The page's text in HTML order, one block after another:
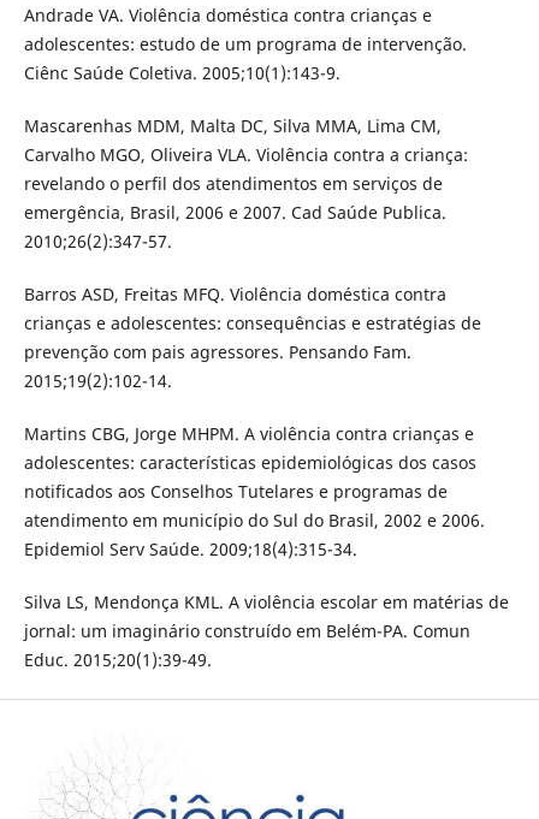
Andrade VA. Violência doméstica contra crianças e
adolescentes: estudo de um programa de intervenção.
Ciênc Saúde Coletiva. 2005;10(1):143-9.
Mascarenhas MDM, Malta DC, Silva MMA, Lima CM,
Carvalho MGO, Oliveira VLA. Violência contra a criança:
revelando o perfil dos atendimentos em serviços de
emergência, Brasil, 2006 e 2007. Cad Saúde Publica.
2010;26(2):347-57.
Barros ASD, Freitas MFQ. Violência doméstica contra
crianças e adolescentes: consequências e estratégias de
prevenção com pais agressores. Pensando Fam.
2015;19(2):102-14.
Martins CBG, Jorge MHPM. A violência contra crianças e
adolescentes: características epidemiológicas dos casos
notificados aos Conselhos Tutelares e programas de
atendimento em município do Sul do Brasil, 2002 e 2006.
Epidemiol Serv Saúde. 2009;18(4):315-34.
Silva LS, Mendonça KML. A violência escolar em matérias de
jornal: um imaginário construído em Belém-PA. Comun
Educ. 2015;20(1):39-49.